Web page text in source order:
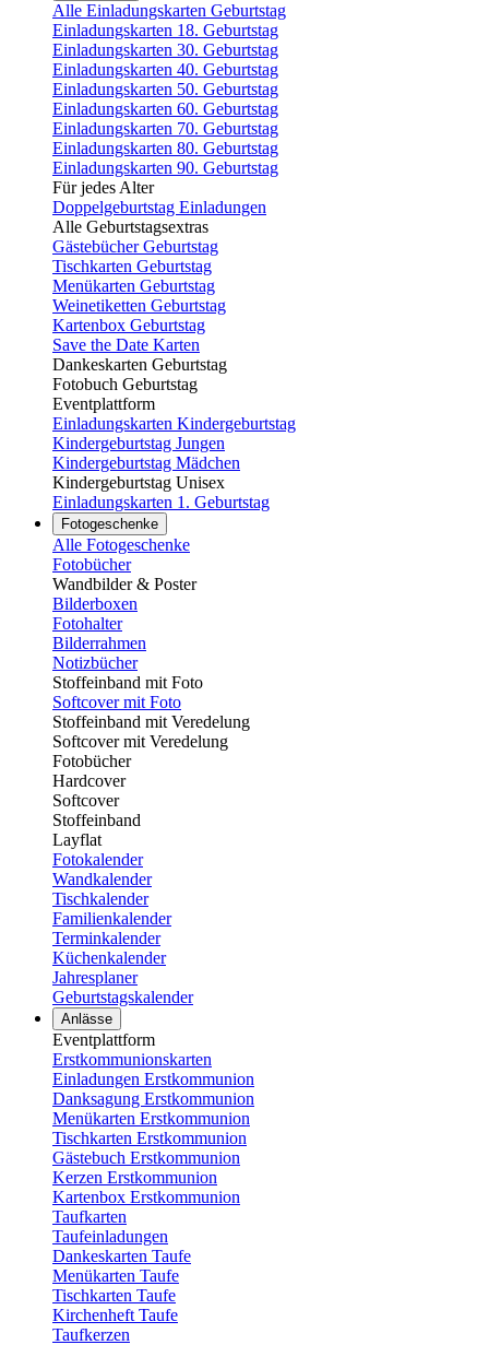
Alle Einladungskarten Geburtstag
Einladungskarten 18. Geburtstag
Einladungskarten 30. Geburtstag
Einladungskarten 40. Geburtstag
Einladungskarten 50. Geburtstag
Einladungskarten 60. Geburtstag
Einladungskarten 70. Geburtstag
Einladungskarten 80. Geburtstag
Einladungskarten 90. Geburtstag
Für jedes Alter
Doppelgeburtstag Einladungen
Alle Geburtstagsextras
Gästebücher Geburtstag
Tischkarten Geburtstag
Menükarten Geburtstag
Weinetiketten Geburtstag
Kartenbox Geburtstag
Save the Date Karten
Dankeskarten Geburtstag
Fotobuch Geburtstag
Eventplattform
Einladungskarten Kindergeburtstag
Kindergeburtstag Jungen
Kindergeburtstag Mädchen
Kindergeburtstag Unisex
Einladungskarten 1. Geburtstag
Fotogeschenke
Alle Fotogeschenke
Fotobücher
Wandbilder & Poster
Bilderboxen
Fotohalter
Bilderrahmen
Notizbücher
Stoffeinband mit Foto
Softcover mit Foto
Stoffeinband mit Veredelung
Softcover mit Veredelung
Fotobücher
Hardcover
Softcover
Stoffeinband
Layflat
Fotokalender
Wandkalender
Tischkalender
Familienkalender
Terminkalender
Küchenkalender
Jahresplaner
Geburtstagskalender
Anlässe
Eventplattform
Erstkommunionskarten
Einladungen Erstkommunion
Danksagung Erstkommunion
Menükarten Erstkommunion
Tischkarten Erstkommunion
Gästebuch Erstkommunion
Kerzen Erstkommunion
Kartenbox Erstkommunion
Taufkarten
Taufeinladungen
Dankeskarten Taufe
Menükarten Taufe
Tischkarten Taufe
Kirchenheft Taufe
Taufkerzen